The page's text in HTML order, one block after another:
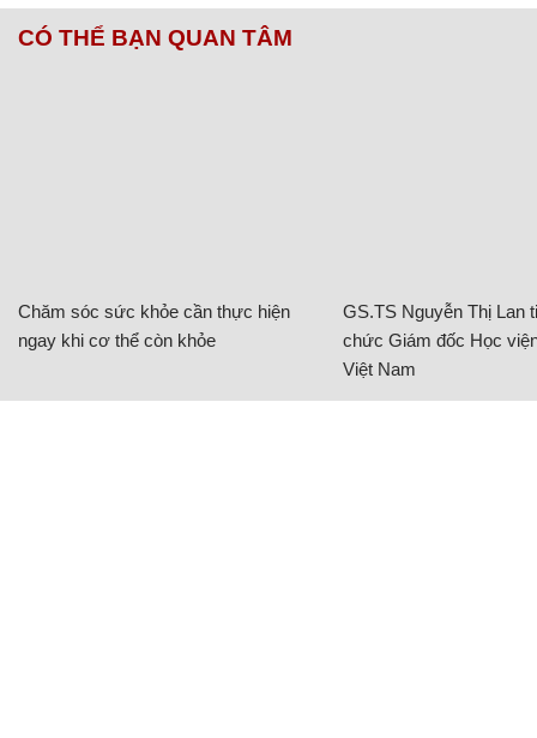
CÓ THỂ BẠN QUAN TÂM
Chăm sóc sức khỏe cần thực hiện
ngay khi cơ thể còn khỏe
GS.TS Nguyễn Thị Lan
chức Giám đốc Học
Việt Nam